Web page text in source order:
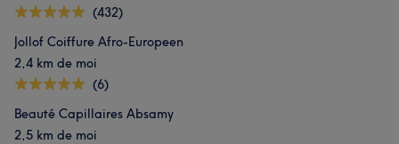
(432)
Jollof Coiffure Afro-Europeen
2,4 km de moi
(6)
Beauté Capillaires Absamy
2,5 km de moi